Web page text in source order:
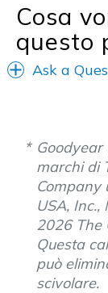
Special
Travel
Cosa
questo
Ask a
marchi di
Company
USA,
2026 The
Questa
può
scivolare.